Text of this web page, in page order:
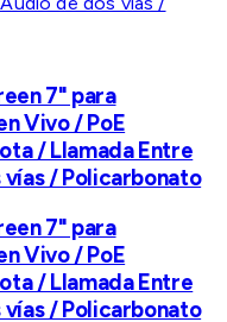
7" para
Vivo / PoE
/ Llamada Entre
/ Policarbonato
7" para
Vivo / PoE
/ Llamada Entre
/ Policarbonato